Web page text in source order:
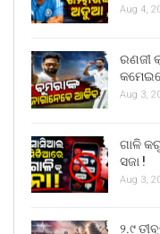
Aug 4,
ରଣଜୀ
Aug 3,
ଗାଳି
ସଜା !
Aug 3,
୨.୯